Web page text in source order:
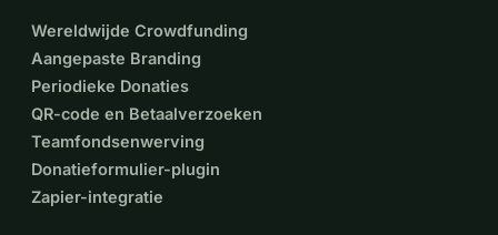
Wereldwijde Crowdfunding
Aangepaste Branding
Periodieke Donaties
QR-code en Betaalverzoeken
Teamfondsenwerving
Donatieformulier-plugin
Zapier-integratie